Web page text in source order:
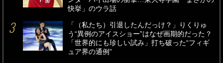
快挙」のウラ話
「（私たち）引退したんだっけ？」りくりゅ
う“異例のアイスショー”はなぜ画期的だった？
「世界的にも珍しい試み」打ち破った“フィギ
ュア界の通例”